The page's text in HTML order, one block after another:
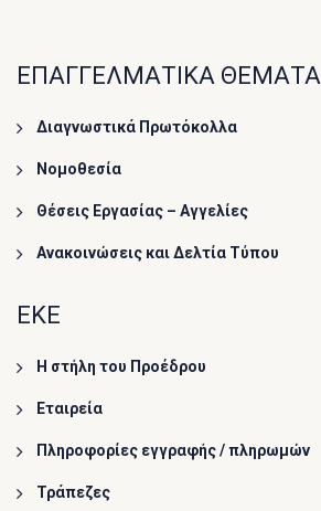
ΕΠΑΓΓΕΛΜΑΤΙΚΑ ΘΕΜΑΤΑ
Διαγνωστικά Πρωτόκολλα
Νομοθεσία
Θέσεις Εργασίας – Αγγελίες
Ανακοινώσεις και Δελτία Τύπου
ΕΚΕ
Η στήλη του Προέδρου
Εταιρεία
Πληροφορίες εγγραφής / πληρωμών
Τράπεζες